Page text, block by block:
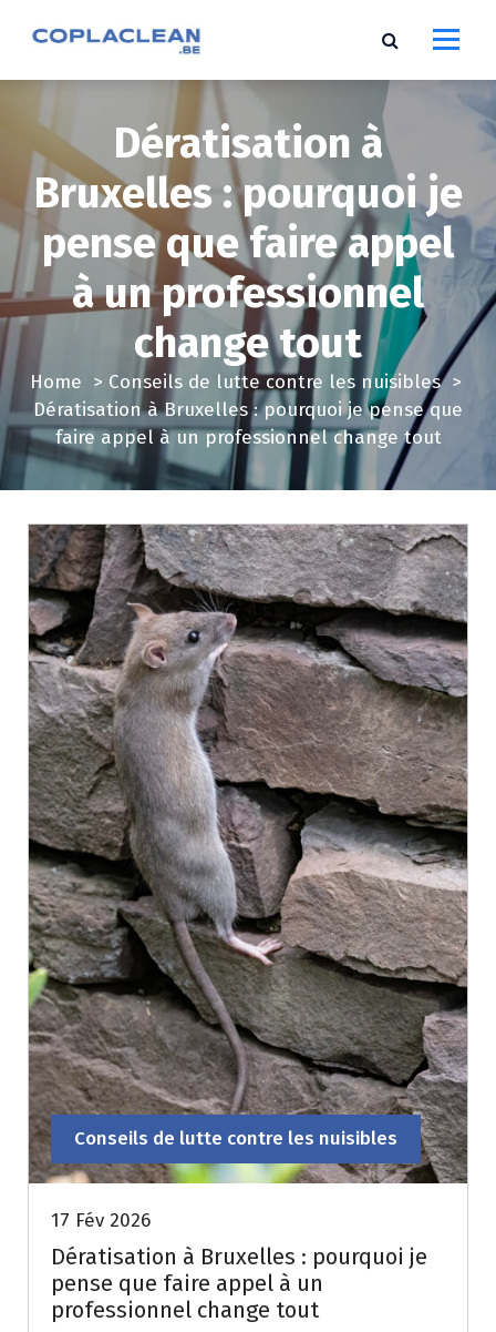
n
e
n
t
Dératisation à
Bruxelles : pourquoi je
pense que faire appel
à un professionnel
change tout
Home > Conseils de lutte contre les nuisibles>
Dératisation à Bruxelles : pourquoi je pense que
faire appel à un professionnel change tout
Conseils de lutte contre les nuisibles
17 Fév 2026
Dératisation à Bruxelles : pourquoi je
pense que faire appel à un
professionnel change tout